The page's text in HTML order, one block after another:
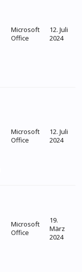
Microsoft
Office
12. Juli
2024
Microsoft
Office
12. Juli
2024
Microsoft
Office
19.
März
2024